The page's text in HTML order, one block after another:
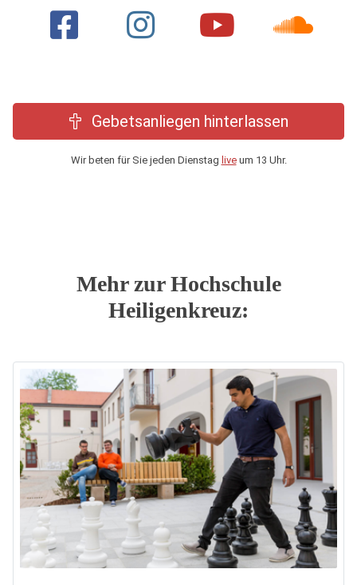
Gebetsanliegen hinterlassen
Wir beten für Sie jeden Dienstag liveum 13 Uhr.
Mehr zur Hochschule
Heiligenkreuz: